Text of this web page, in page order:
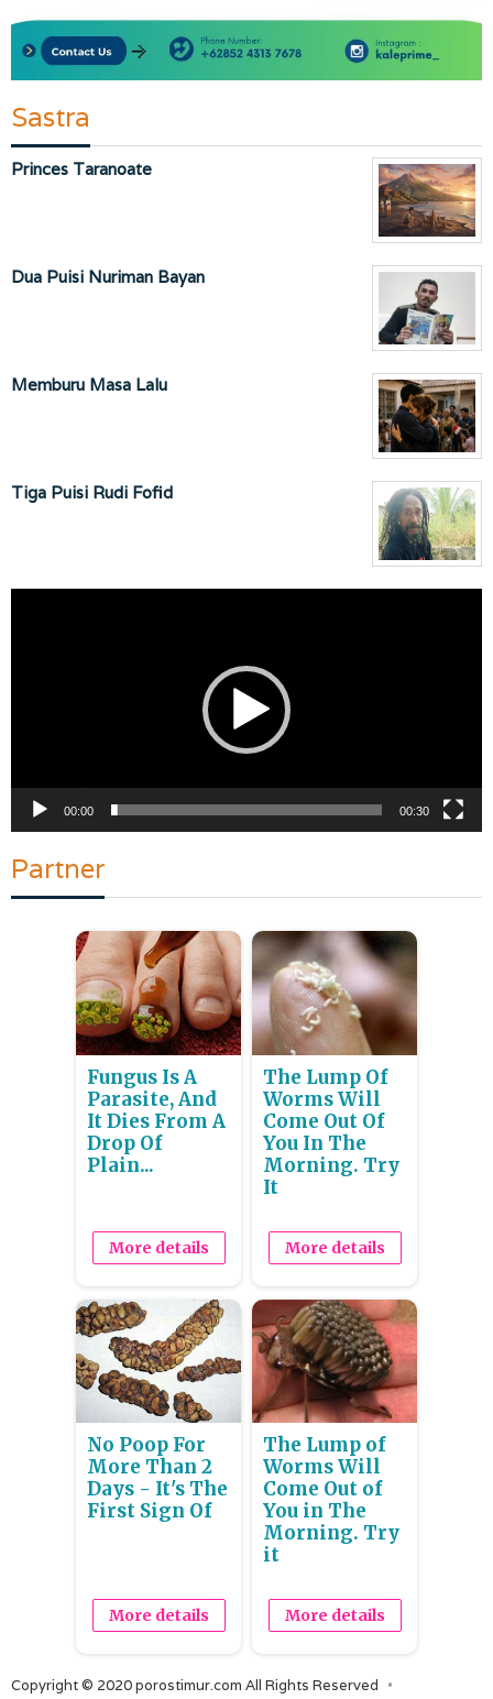
Sastra
Princes Taranoate
Dua Puisi Nuriman Bayan
Memburu Masa Lalu
Tiga Puisi Rudi Fofid
00:00 00:30
Partner
Fungus Is A
Parasite, And
It Dies From A
Drop Of
Plain...
More details
The Lump Of
Worms Will
Come Out Of
You In The
Morning. Try
It
More details
No Poop For
More Than 2
Days - It's The
First Sign Of
More details
The Lump of
Worms Will
Come Out of
You in The
Morning. Try
it
More details
Copyright © 2020 porostimur.com All Rights Reserved